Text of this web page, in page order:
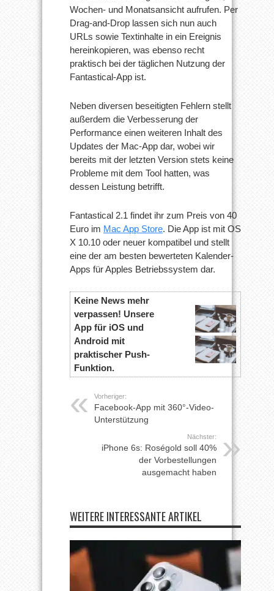
Wochen- und Monatsansicht aufrufen. Per
Drag-and-Drop lassen sich nun auch
URLs sowie Textinhalte in ein Ereignis
hereinkopieren, was ebenso recht
praktisch bei der täglichen Nutzung der
Fantastical-App ist.
Neben diversen beseitigten Fehlern stellt
außerdem die Verbesserung der
Performance einen weiteren Inhalt des
Updates der Mac-App dar, wobei wir
bereits mit der letzten Version stets keine
Probleme mit dem Tool hatten, was
dessen Leistung betrifft.
Fantastical 2.1 findet ihr zum Preis von 40
Euro im Mac App Store. Die App ist mit OS
X 10.10 oder neuer kompatibel und stellt
eine der am besten bewerteten Kalender-
Apps für Apples Betriebssystem dar.
Keine News mehr
verpassen! Unsere
App für iOS und
Android mit
praktischer Push-
Funktion.
Vorheriger:
Facebook-App mit 360°-Video-
Unterstützung
Nächster:
iPhone 6s: Roségold soll 40%
der Vorbestellungen
ausgemacht haben
WEITERE INTERESSANTE ARTIKEL